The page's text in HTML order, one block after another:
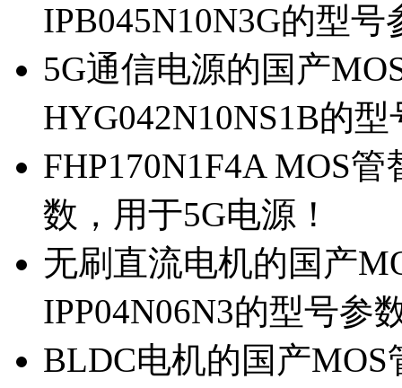
IPB045N10N3G的型号
5G通信电源的国产
HYG042N10NS1B的
FHP170N1F4A MOS
数，用于5G电源！
无刷直流电机的国产
IPP04N06N3的型号参
BLDC电机的国产MOS